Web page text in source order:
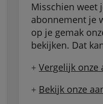
Misschien weet
abonnement je
op je gemak
bekijken. Dat
+ Vergelijk onze
+ Bekijk onze